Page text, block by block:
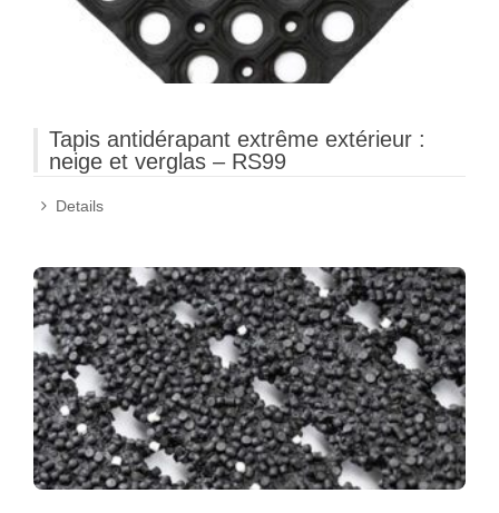
Tapis antidérapant extrême extérieur :
neige et verglas – RS99
Details